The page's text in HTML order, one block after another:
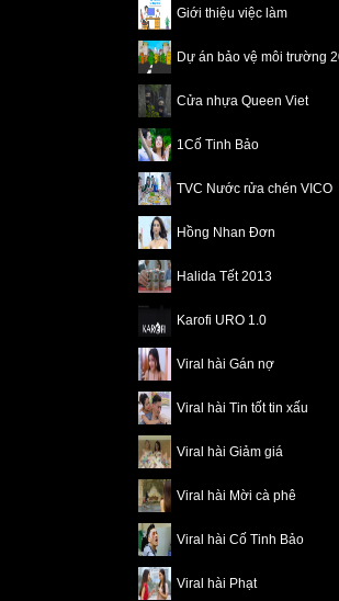
Giới thiệu việc làm
Dự án bảo vệ môi trường
Cửa nhựa Queen Viet
1Cố Tinh Bảo
TVC Nước rửa chén VICO
Hồng Nhan Đơn
Halida Tết 2013
Karofi URO 1.0
Viral hài Gán nợ
Viral hài Tin tốt tin xấu
Viral hài Giảm giá
Viral hài Mời cà phê
Viral hài Cố Tinh Bảo
Viral hài Phạt